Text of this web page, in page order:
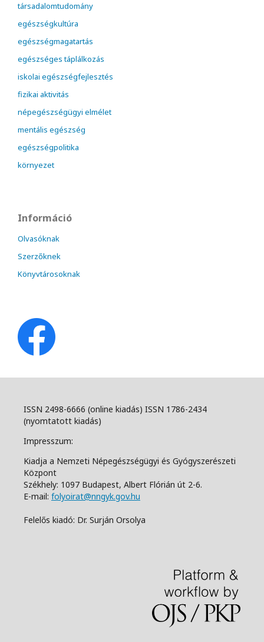
társadalomtudomány
egészségkultúra
egészségmagatartás
egészséges táplálkozás
iskolai egészségfejlesztés
fizikai aktivitás
népegészségügyi elmélet
mentális egészség
egészségpolitika
környezet
Információ
Olvasóknak
Szerzőknek
Könyvtárosoknak
ISSN 2498-6666 (online kiadás) ISSN 1786-2434
(nyomtatott kiadás)
Impresszum:
Kiadja a Nemzeti Népegészségügyi és Gyógyszerészeti
Központ
Székhely: 1097 Budapest, Albert Flórián út 2-6.
E-mail: folyoirat@nngyk.gov.hu
Felelős kiadó: Dr. Surján Orsolya